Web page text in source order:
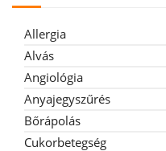
Allergia
Alvás
Angiológia
Anyajegyszűrés
Bőrápolás
Cukorbetegség